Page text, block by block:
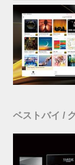
ベストバイ /